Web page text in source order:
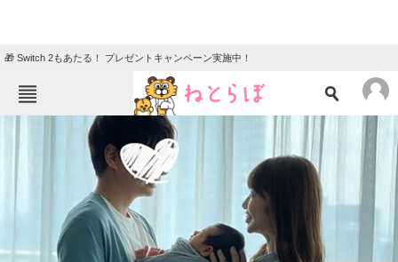
🎁 Switch 2もあたる！ プレゼントキャンペーン実施中！
ねとらぼメニュー
住まい 教育・育児